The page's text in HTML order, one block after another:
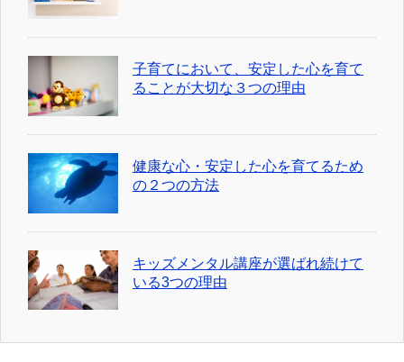
子育てにおいて、安定した心を育て
ることが大切な３つの理由
健康な心・安定した心を育てるため
の２つの方法
キッズメンタル講座が選ばれ続けて
いる3つの理由